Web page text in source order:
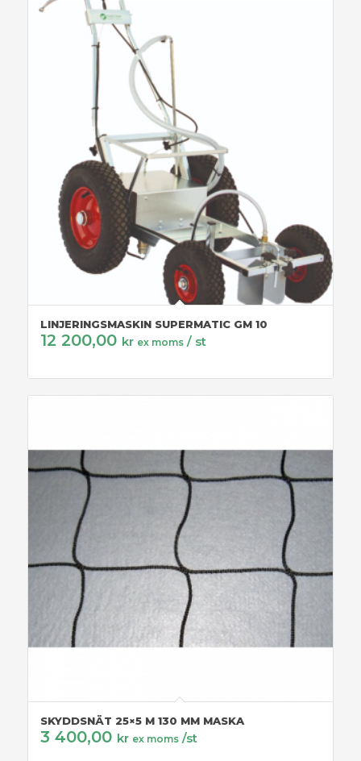
LINJERINGSMASKIN SUPERMATIC GM 10
12 200,00 kr ex moms / st
SKYDDSNÄT 25×5 M 130 MM MASKA
3 400,00 kr ex moms /st